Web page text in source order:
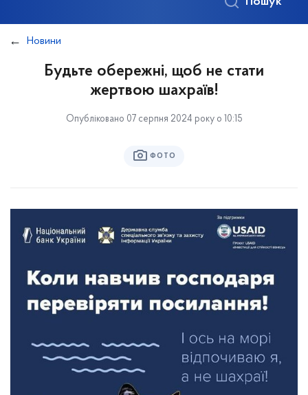
Новини
Будьте обережні, щоб не стати
жертвою шахраїв!
Опубліковано 07 серпня 2024 року о 10:15
ФОТО